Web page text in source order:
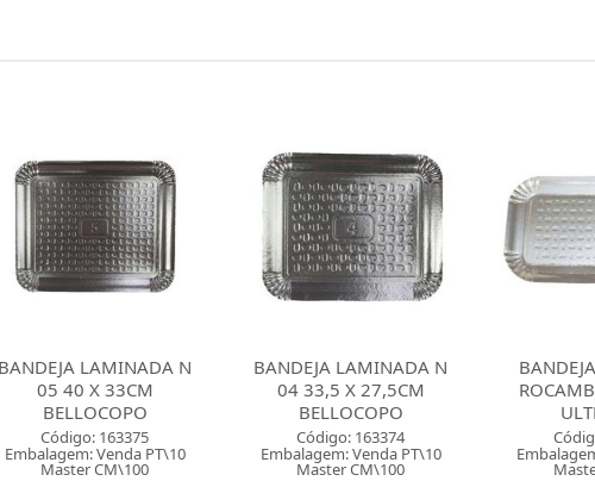
BANDEJA LAMINADA N
04 33,5 X 27,5CM
BELLOCOPO
Código: 163374
Embalagem: Venda PT\10
Master CM\100
BANDEJA LAMINADA
ROCAMBOLE 35 X 20
ULTRAFEST
Código: 143409
Embalagem: Venda PT\20
Master CM\100
PRATO
43CM